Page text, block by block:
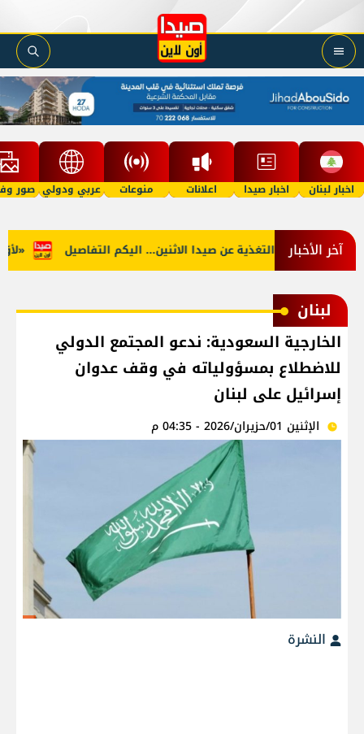
اخبار لبنان اخبار صيدا اعلانات منوعات عربي ودولي صور
آخر الأخبار «لأوّل توقف التغذية عن صيدا الاثنين... اليكم التفاصيل
لبنان
الخارجية السعودية: ندعو المجتمع الدولي
للاضطلاع بمسؤولياته في وقف عدوان
إسرائيل على لبنان
الإثنين 01/حزيران/2026 - 04:35 م
النشرة